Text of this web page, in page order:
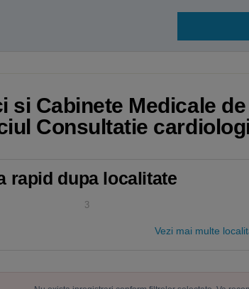
si Cabinete Medicale
Consultatie
rapid dupa localitate
3
Vezi mai multe